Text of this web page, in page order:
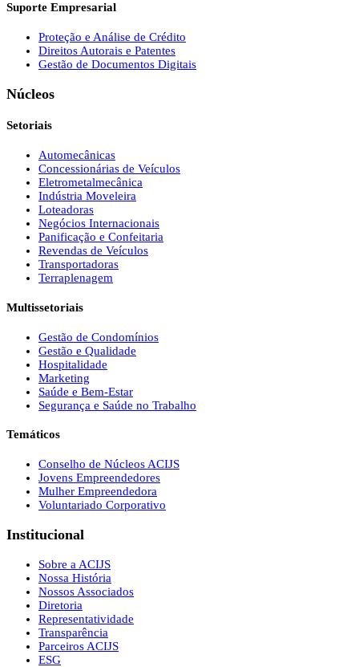
Suporte Empresarial
Proteção e Análise de Crédito
Direitos Autorais e Patentes
Gestão de Documentos Digitais
Núcleos
Setoriais
Automecânicas
Concessionárias de Veículos
Eletrometalmecânica
Indústria Moveleira
Loteadoras
Negócios Internacionais
Panificação e Confeitaria
Revendas de Veículos
Transportadoras
Terraplenagem
Multissetoriais
Gestão de Condomínios
Gestão e Qualidade
Hospitalidade
Marketing
Saúde e Bem-Estar
Segurança e Saúde no Trabalho
Temáticos
Conselho de Núcleos ACIJS
Jovens Empreendedores
Mulher Empreendedora
Voluntariado Corporativo
Institucional
Sobre a ACIJS
Nossa História
Nossos Associados
Diretoria
Representatividade
Transparência
Parceiros ACIJS
ESG